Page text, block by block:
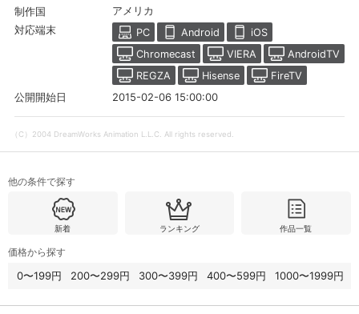
制作国 アメリカ
対応端末 PC Android
iOS
Chromecast
VIERA
AndroidTV
REGZA
Hisense
FireTV
公開開始日
2015-02-06 15:00:00
（C）2004 DreamWorks Animation L.L.C. All rights reserved.
他の条件で探す
新着 ランキング 作品一覧
価格から探す
0〜199円 200〜299円 300〜399円 400〜599円 1000〜1999円